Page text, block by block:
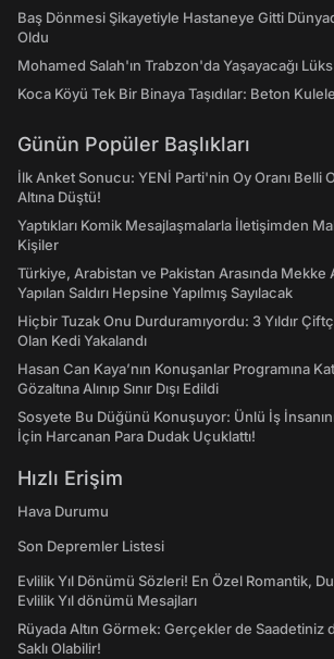
Baş Dönmesi Şikayetiyle Hastaneye Gitti
Oldu
Mohamed Salah'ın Trabzon'da Yaşayacağı Lüks
Koca Köyü Tek Bir Binaya Taşıdılar: Beton
Günün Popüler Başlıkları
İlk Anket Sonucu: YENİ Parti'nin Oy Oranı Belli
Altına Düştü!
Yaptıkları Komik Mesajlaşmalarla İletişimden
Kişiler
Türkiye, Arabistan ve Pakistan Arasında Mekke
Yapılan Saldırı Hepsine Yapılmış Sayılacak
Hiçbir Tuzak Onu Durduramıyordu: 3 Yıldır
Olan Kedi Yakalandı
Hasan Can Kaya’nın Konuşanlar Programına
Gözaltına Alınıp Sınır Dışı Edildi
Sosyete Bu Düğünü Konuşuyor: Ünlü İş
İçin Harcanan Para Dudak Uçuklattı!
Hızlı Erişim
Hava Durumu
Son Depremler Listesi
Evlilik Yıl Dönümü Sözleri! En Özel Romantik,
Evlilik Yıl dönümü Mesajları
Rüyada Altın Görmek: Gerçekler de Saadetiniz
Saklı Olabilir!